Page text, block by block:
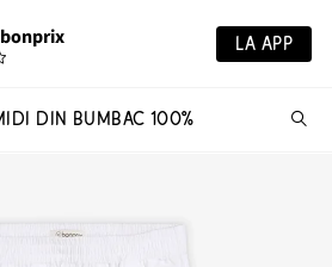
LA APP
DIN BUMBAC 100%